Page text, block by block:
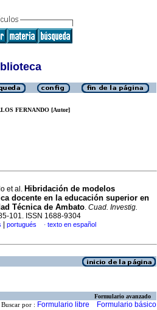
FERNANDO [Autor]
et al. Hibridación de modelos
docente en la educación superior en
Técnica de Ambato. Cuad. Investig.
101. ISSN 1688-9304
portugués · texto en español
Formulario avanzado
Buscar por : Formulario libre Formulario básico